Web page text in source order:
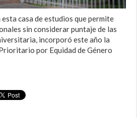
casa de estudios que permite
sin considerar puntaje de las
incorporó este año la
por Equidad de Género